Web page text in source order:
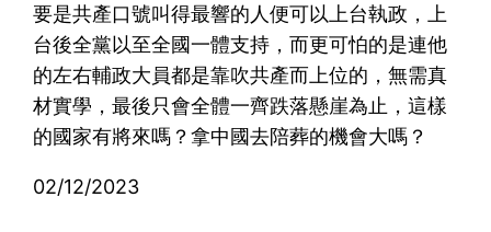
要是共產口號叫得最響的人便可以上台執政，上
台後全黨以至全國一體支持，而更可怕的是連他
的左右輔政大員都是靠吹共產而上位的，無需真
材實學，最後只會全體一齊跌落懸崖為止，這樣
的國家有將來嗎？拿中國去陪葬的機會大嗎？
02/12/2023